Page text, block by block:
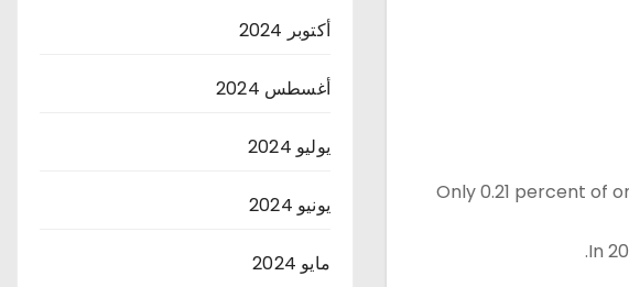
Only 0.21 percent of
In
أكتوبر 2024
أغسطس 2024
يوليو 2024
يونيو 2024
مايو 2024